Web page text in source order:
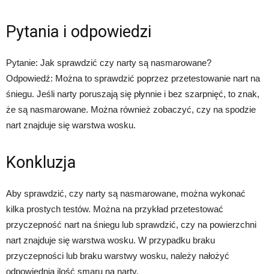
Pytania i odpowiedzi
Pytanie: Jak sprawdzić czy narty są nasmarowane?
Odpowiedź: Można to sprawdzić poprzez przetestowanie nart na
śniegu. Jeśli narty poruszają się płynnie i bez szarpnięć, to znak,
że są nasmarowane. Można również zobaczyć, czy na spodzie
nart znajduje się warstwa wosku.
Konkluzja
Aby sprawdzić, czy narty są nasmarowane, można wykonać
kilka prostych testów. Można na przykład przetestować
przyczepność nart na śniegu lub sprawdzić, czy na powierzchni
nart znajduje się warstwa wosku. W przypadku braku
przyczepności lub braku warstwy wosku, należy nałożyć
odpowiednią ilość smaru na narty.